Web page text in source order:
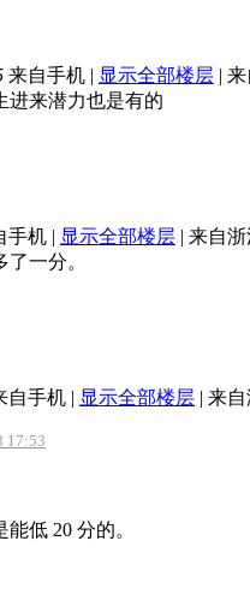
来自手机 | 显示全部楼层 | 来
进来潜力也是有的
手机 | 显示全部楼层 | 来自浙
一分。
自手机 | 显示全部楼层 | 来
17:53
低 20 分的。